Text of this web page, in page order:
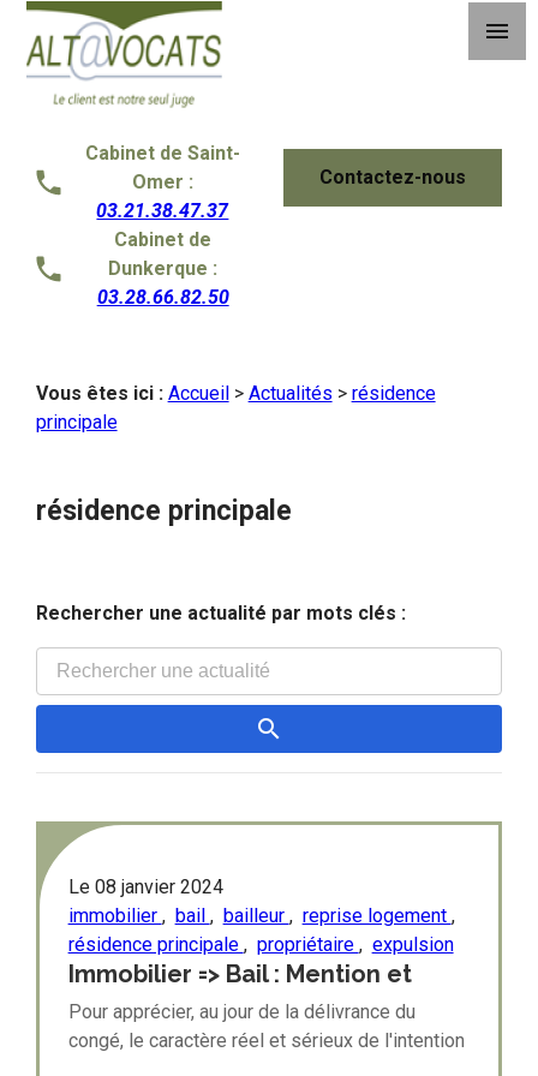
menu
Cabinet de Saint-
Omer :
03.21.38.47.37
Cabinet de
Dunkerque :
03.28.66.82.50
Contactez-nous
Vous êtes ici : Accueil> Actualités > résidence
principale
résidence principale
Rechercher une actualité par mots clés :
Le 08 janvier 2024
immobilier , bail , bailleur , reprise logement ,
résidence principale , propriétaire , expulsion
Immobilier => Bail : Mention et
appréciation des motifs du congé
pour reprise
Pour apprécier, au jour de la délivrance du
congé, le caractère réel et sérieux de l'intention
Panneau de gestion des cookies